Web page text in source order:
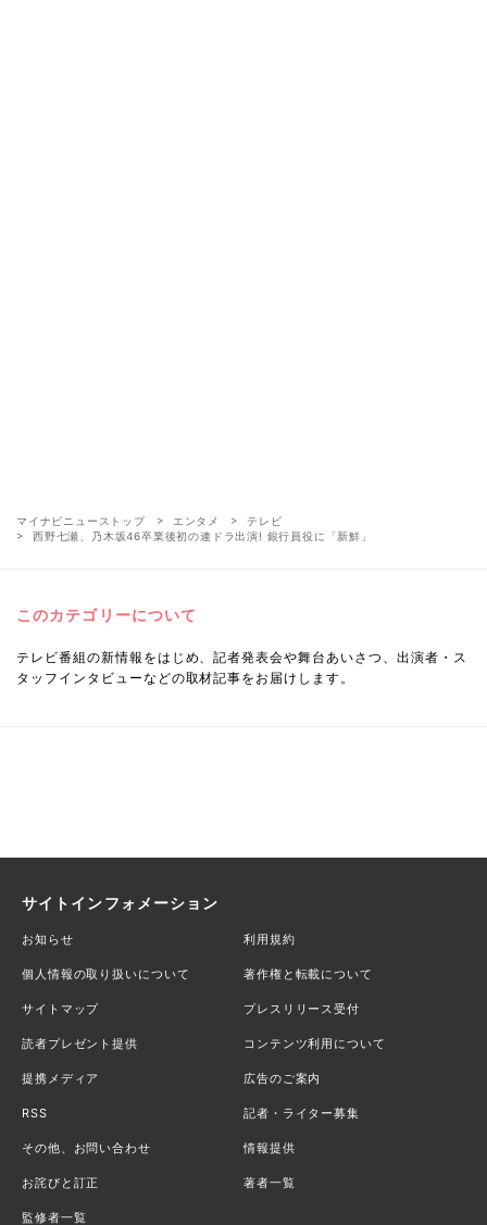
マイナビニューストップ エンタメ
テレビ
西野七瀬、乃木坂46卒業後初の連ドラ出演! 銀行員役に「新鮮」
このカテゴリーについて
テレビ番組の新情報をはじめ、記者発表会や舞台あいさつ、出演者・ス
タッフインタビューなどの取材記事をお届けします。
サイトインフォメーション
お知らせ 利用規約
個人情報の取り扱いについて 著作権と転載について
サイトマップ プレスリリース受付
読者プレゼント提供 コンテンツ利用について
提携メディア 広告のご案内
RSS 記者・ライター募集
その他、お問い合わせ 情報提供
お詫びと訂正 著者一覧
監修者一覧